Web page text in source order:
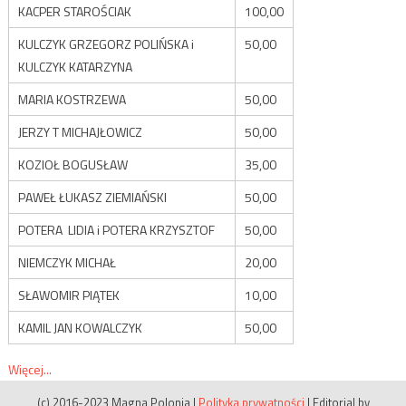
KACPER STAROŚCIAK
100,00
KULCZYK GRZEGORZ POLIŃSKA i
KULCZYK KATARZYNA
50,00
MARIA KOSTRZEWA
50,00
JERZY T MICHAJŁOWICZ
50,00
KOZIOŁ BOGUSŁAW
35,00
PAWEŁ ŁUKASZ ZIEMIAŃSKI
50,00
POTERA LIDIA i POTERA KRZYSZTOF
50,00
NIEMCZYK MICHAŁ
20,00
SŁAWOMIR PIĄTEK
10,00
KAMIL JAN KOWALCZYK
50,00
Więcej...